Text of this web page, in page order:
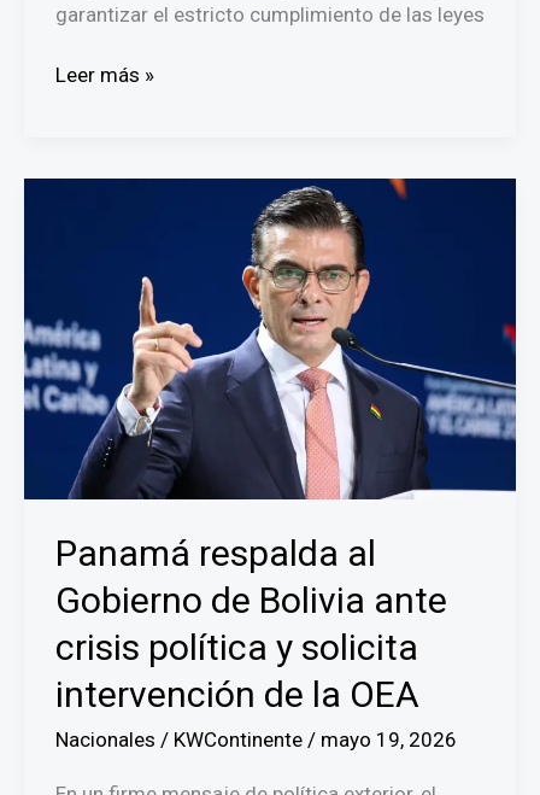
garantizar el estricto cumplimiento de las leyes
Panamá
antecedentes
penales
y
reingreso
irregular
Leer más »
Panamá respalda al
Gobierno de Bolivia ante
crisis política y solicita
intervención de la OEA
Nacionales / KWContinente / mayo 19, 2026